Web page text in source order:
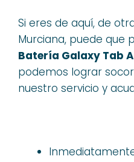
Si eres de aquí, de
Murciana, puede que
Batería Galaxy Tab
podemos lograr
nuestro servicio y